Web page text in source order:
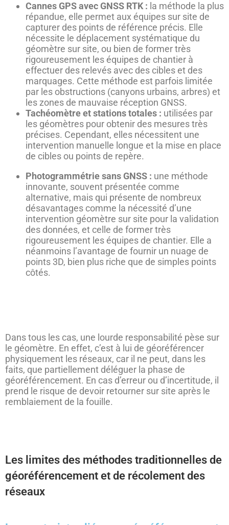
Cannes GPS avec GNSS RTK : la méthode la plus
répandue, elle permet aux équipes sur site de
capturer des points de référence précis. Elle
nécessite le déplacement systématique du
géomètre sur site, ou bien de former très
rigoureusement les équipes de chantier à
effectuer des relevés avec des cibles et des
marquages. Cette méthode est parfois limitée
par les obstructions (canyons urbains, arbres) et
les zones de mauvaise réception GNSS.
Tachéomètre et stations totales : utilisées par
les géomètres pour obtenir des mesures très
précises. Cependant, elles nécessitent une
intervention manuelle longue et la mise en place
de cibles ou points de repère.
Photogrammétrie sans GNSS : une méthode
innovante, souvent présentée comme
alternative, mais qui présente de nombreux
désavantages comme la nécessité d’une
intervention géomètre sur site pour la validation
des données, et celle de former très
rigoureusement les équipes de chantier. Elle a
néanmoins l’avantage de fournir un nuage de
points 3D, bien plus riche que de simples points
côtés.
Dans tous les cas, une lourde responsabilité pèse sur
le géomètre. En effet, c’est à lui de géoréférencer
physiquement les réseaux, car il ne peut, dans les
faits, que partiellement déléguer la phase de
géoréférencement. En cas d’erreur ou d’incertitude, il
prend le risque de devoir retourner sur site après le
remblaiement de la fouille.
Les limites des méthodes traditionnelles de
géoréférencement et de récolement des
réseaux